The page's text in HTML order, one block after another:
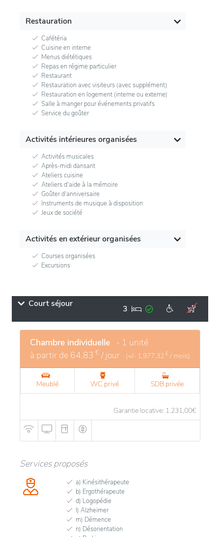
Restauration
Cafétéria
Cuisine en interne
Menus diététiques
Repas en régime particulier
Restaurant
Restauration avec visiteurs (avec supplément)
Restauration en logement (interne ou externe)
Salle à manger pour événements privatifs
Service du goûter
Activités intérieures organisées
Activités musicales
Après-midi dansant
Ateliers cuisine
Ateliers d'aide à la mémoire
Goûter d'anniversaire
Instruments de musique à disposition
Jeux de société
Activités en extérieur organisées
Courses organisées
Excursions
Court séjour 3
Chambre individuelle - 1 unité
à partir de 64,83 € / jour (+/- 1.977,32 € / mois)
Meublé WC privé SDB privée
Garantie locative: 1.231,00€
Services proposés
a) Kinésithérapeute
b) Ergothérapeute
d) Logopédie
l) Alzheimer
m) Démence
n) Désorientation